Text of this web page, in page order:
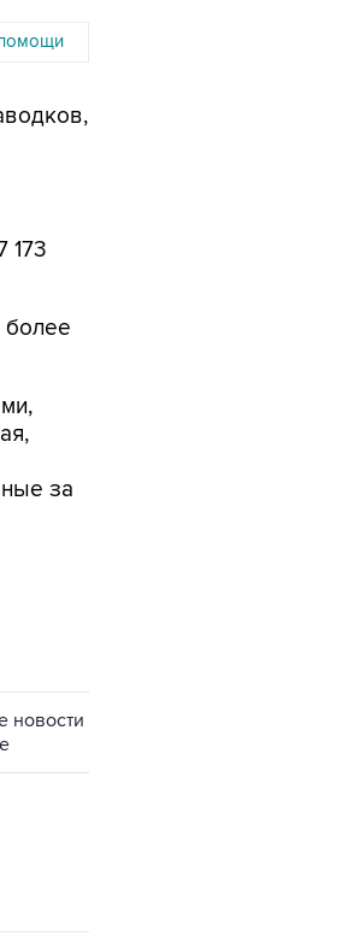
помощи
173
более
за
новости